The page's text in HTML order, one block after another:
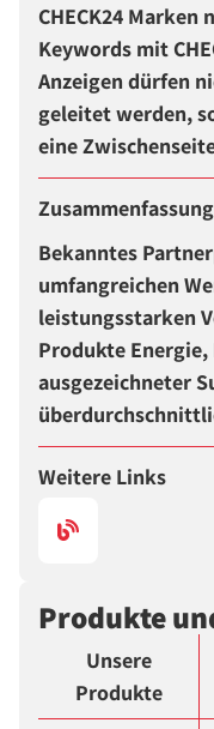
CHECK24
Keywords mit
Anzeigen dürfen
geleitet werden,
eine
Zusammenfassung
Bekanntes
umfangreichen
leistungsstarken
Produkte Energie,
ausgezeichneter
Weitere Links
Produkte
Unsere
Produkte